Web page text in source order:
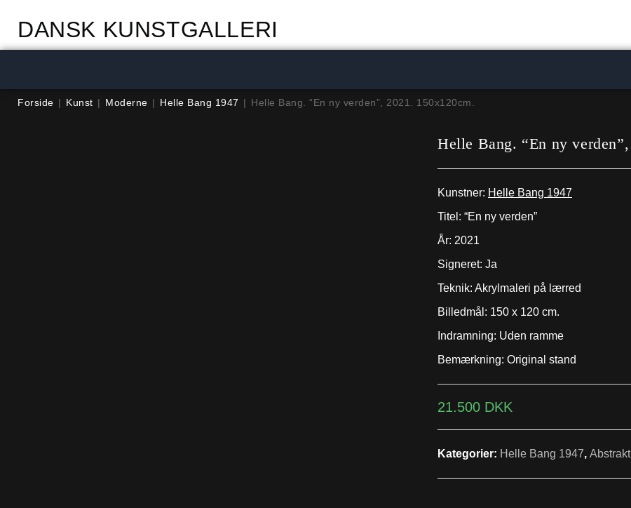
DANSK KUNSTGALLERI
Forside | Kunst | Moderne | Helle Bang 1947 | Helle Bang. “En ny verden”, 2021. 150x120cm.
Helle Bang. “En ny
Kunstner: Helle Bang 1947
Titel: “En ny verden”
År: 2021
Signeret: Ja
Teknik: Akrylmaleri på lærred
Billedmål: 150 x 120 cm.
Indramning: Uden ramme
Bemærkning: Original stand
21.500 DKK
Kategorier: Helle Bang 1947, Abstrakt